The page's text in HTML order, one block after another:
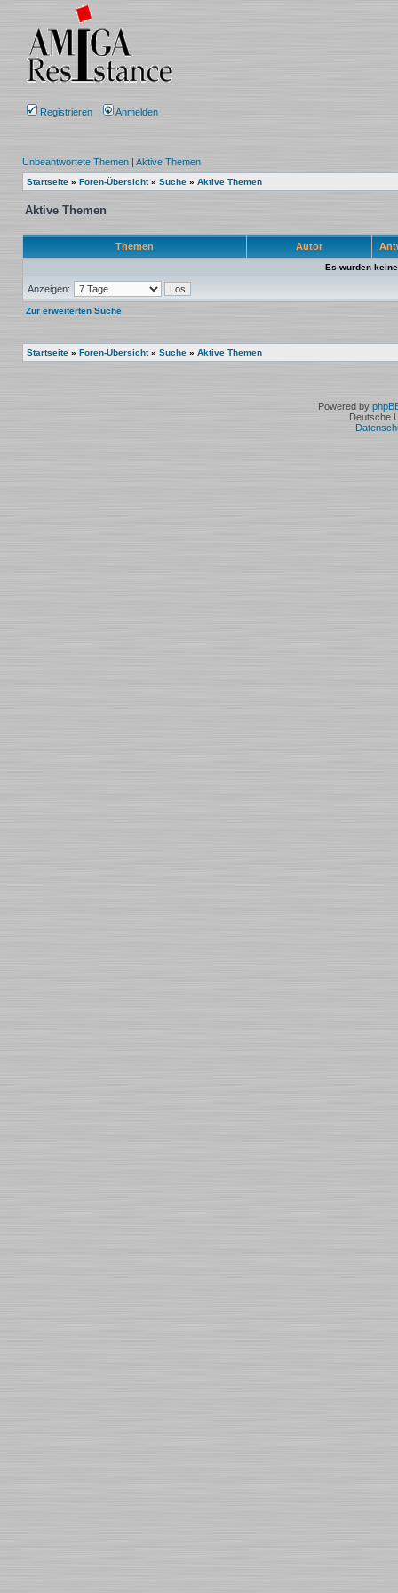
Registrieren Anmelden
Unbeantwortete Themen | Aktive Themen
Startseite » Foren-Übersicht» Suche » Aktive Themen
Aktive Themen
Themen Autor
Es wurden
Anzeigen:
Zur erweiterten Suche
Startseite » Foren-Übersicht» Suche » Aktive Themen
Powered by
Deutsche